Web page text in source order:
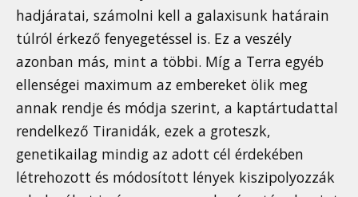
hadjáratai, számolni kell a galaxisunk határain
túlról érkező fenyegetéssel is. Ez a veszély
azonban más, mint a többi. Míg a Terra egyéb
ellenségei maximum az embereket ölik meg
annak rendje és módja szerint, a kaptártudattal
rendelkező Tiranidák, ezek a groteszk,
genetikailag mindig az adott cél érdekében
létrehozott és módosított lények kiszipolyozzák